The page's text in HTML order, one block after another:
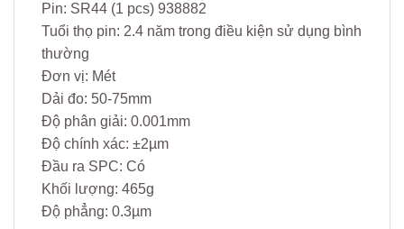
Pin: SR44 (1 pcs) 938882
Tuổi thọ pin: 2.4 năm trong điều kiện sử dụng bình
thường
Đơn vị: Mét
Dải đo: 50-75mm
Độ phân giải: 0.001mm
Độ chính xác: ±2µm
Đầu ra SPC: Có
Khối lượng: 465g
Độ phẳng: 0.3µm